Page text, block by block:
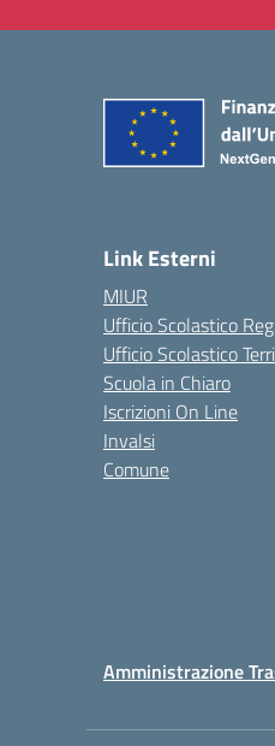
Link Esterni
MIUR
Ufficio Scolastico
Ufficio Scolastico
Scuola in Chiaro
Iscrizioni On Line
Invalsi
Comune
Amministrazione